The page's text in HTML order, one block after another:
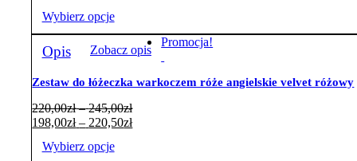
do
224,00zł
179,10zł
do
201,60zł
Wybierz opcje
Ten
produkt
wiele
Opcje
można
wybrać
na
Opis Zobacz opis
Promocja!
Zestaw do łóżeczka warkoczem róże angielskie velvet różowy
220,00zł – 245,00złZakres
cen:
198,00zł – 220,50złZakres
Wybierz opcje